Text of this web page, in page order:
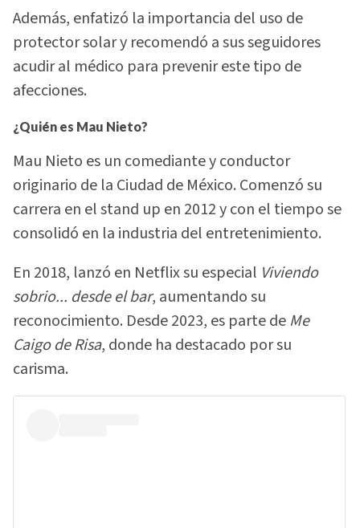
Además, enfatizó la importancia del uso de
protector solar y recomendó a sus seguidores
acudir al médico para prevenir este tipo de
afecciones.
¿Quién es Mau Nieto?
Mau Nieto es un comediante y conductor
originario de la Ciudad de México. Comenzó su
carrera en el stand up en 2012 y con el tiempo se
consolidó en la industria del entretenimiento.
En 2018, lanzó en Netflix su especial Viviendo
sobrio... desde el bar, aumentando su
reconocimiento. Desde 2023, es parte de Me
Caigo de Risa, donde ha destacado por su
carisma.